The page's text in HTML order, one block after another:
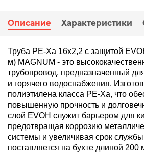
Описание Характеристики
Труба PE-Xa 16х2,2 с защитой
м) MAGNUM - это
трубопровод, предназначенный
и горячего водоснабжения.
полиэтилена класса PE-Xa, что
повышенную прочность и
слой EVOH служит барьером для
предотвращая коррозию
системы и увеличивая срок
поставляется на бухте длиной 200